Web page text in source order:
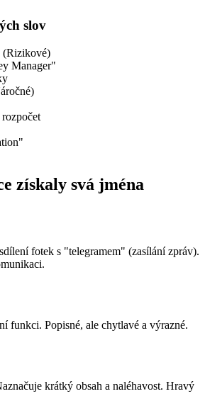
slov
(Rizikové)
Manager"
získaly svá jména
fotek s "telegramem" (zasílání zpráv).
funkci. Popisné, ale chytlavé a výrazné.
krátký obsah a naléhavost. Hravý